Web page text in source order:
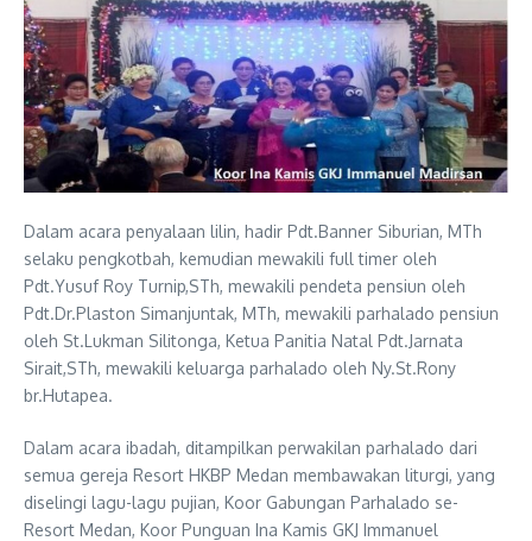
Dalam acara penyalaan lilin, hadir Pdt.Banner Siburian, MTh
selaku pengkotbah, kemudian mewakili full timer oleh
Pdt.Yusuf Roy Turnip,STh, mewakili pendeta pensiun oleh
Pdt.Dr.Plaston Simanjuntak, MTh, mewakili parhalado pensiun
oleh St.Lukman Silitonga, Ketua Panitia Natal Pdt.Jarnata
Sirait,STh, mewakili keluarga parhalado oleh Ny.St.Rony
br.Hutapea.
Dalam acara ibadah, ditampilkan perwakilan parhalado dari
semua gereja Resort HKBP Medan membawakan liturgi, yang
diselingi lagu-lagu pujian, Koor Gabungan Parhalado se-
Resort Medan, Koor Punguan Ina Kamis GKJ Immanuel